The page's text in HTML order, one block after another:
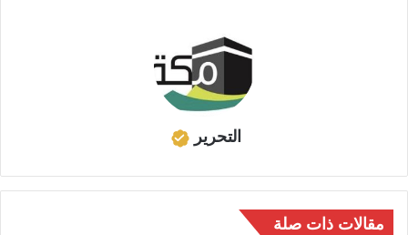
التحرير
مقالات ذات صلة